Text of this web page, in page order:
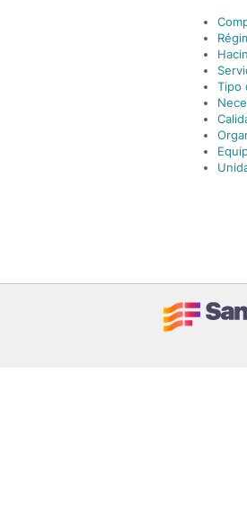
Tipo